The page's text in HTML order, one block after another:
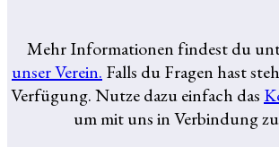
Mehr Informationen findest du
unser Verein. Falls du Fragen hast
Verfügung. Nutze dazu einfach das
um mit uns in Verbindung